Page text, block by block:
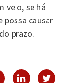
veio, se há
possa causar
prazo.